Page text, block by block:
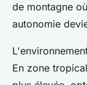
de montagne
autonomie
En zone